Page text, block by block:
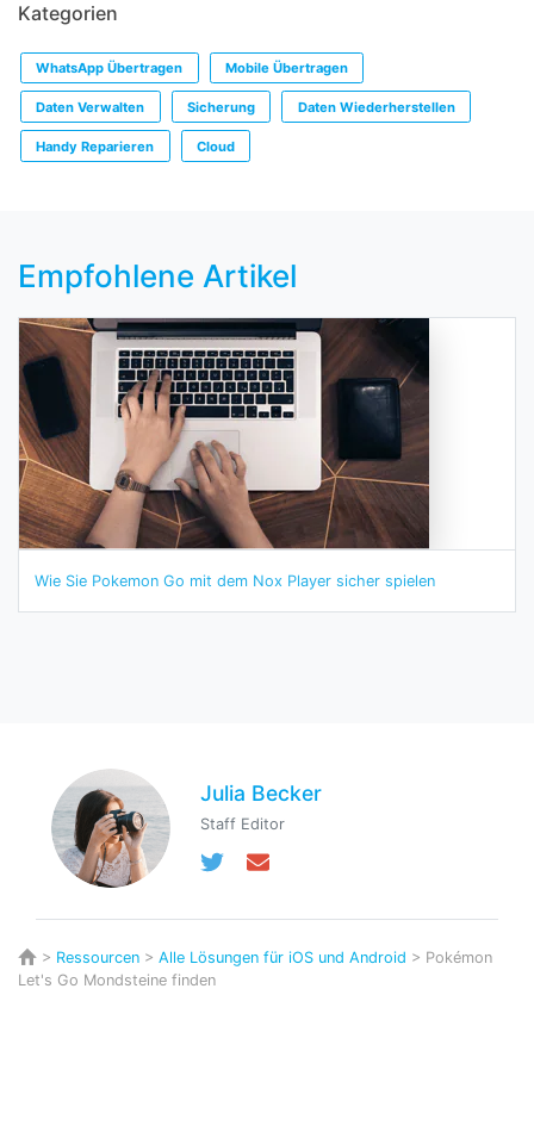
Kategorien
WhatsApp Übertragen Mobile Übertragen
Daten Verwalten Sicherung Daten Wiederherstellen
Handy Reparieren Cloud
Empfohlene Artikel
Wie Sie Pokemon Go mit dem Nox Player sicher spielen
Julia Becker
Staff Editor
> Ressourcen > Alle Lösungen für iOS und Android > Pokémon
Let's Go Mondsteine finden